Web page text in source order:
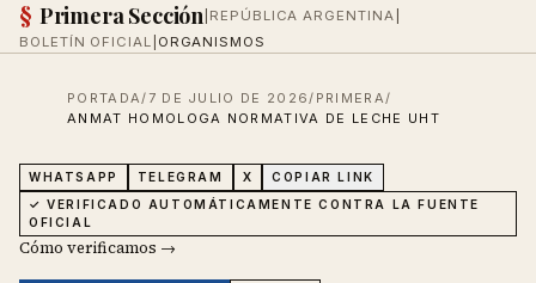
§ Primera Sección REPÚBLICA ARGENTINA
BOLETÍN OFICIAL ORGANISMOS
PORTADA/ 7 DE JULIO DE 2026/ PRIMERA/
ANMAT HOMOLOGA NORMATIVA DE LECHE UHT
WHATSAPP TELEGRAM X
COPIAR LINK
✓ VERIFICADO AUTOMÁTICAMENTE CONTRA LA FUENTE
OFICIAL
Cómo verificamos →